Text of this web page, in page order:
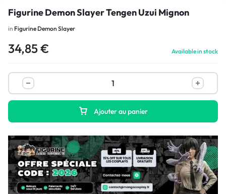
Figurine Demon Slayer Tengen Uzui Mignon
in Figurine Demon Slayer
34,85€ Available in stock
Ajouter au panier